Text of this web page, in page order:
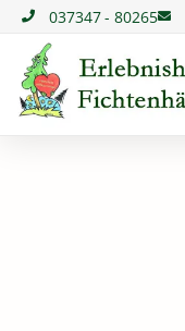
Zum
Inhalt
springen
037347 - 80265